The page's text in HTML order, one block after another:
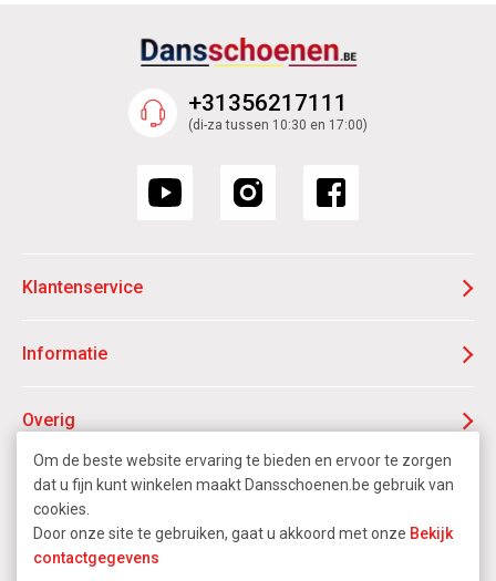
+31356217111
(di-za tussen 10:30 en 17:00)
Klantenservice
Informatie
Overig
F.A.Q.
Om de beste website ervaring te bieden en ervoor te zorgen
dat u fijn kunt winkelen maakt Dansschoenen.be gebruik van
cookies.
Door onze site te gebruiken, gaat u akkoord met onze Bekijk
contactgegevens